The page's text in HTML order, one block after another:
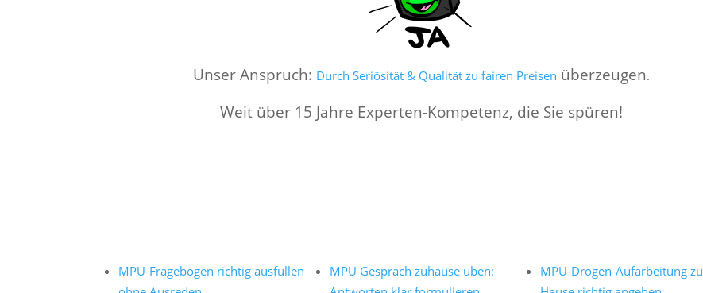
Unser Anspruch: Durch Seriösität & Qualität zu fairen Preisen überzeugen.
Weit über 15 Jahre Experten-Kompetenz, die Sie spüren!
MPU-Fragebogen richtig ausfüllen
MPU Gespräch zuhause üben:
MPU-Drogen-Aufarbeitung zu